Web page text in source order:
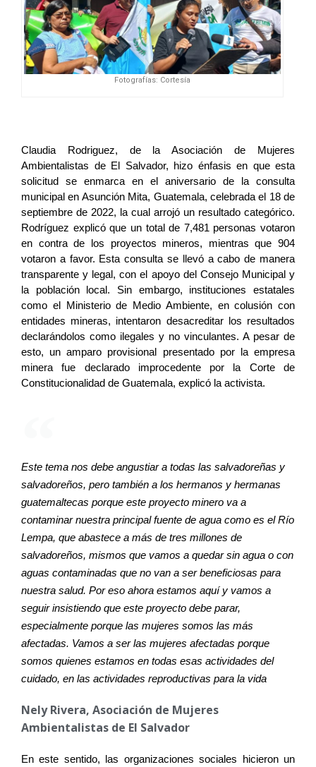
Fotografías: Cortesía
Claudia Rodriguez, de la Asociación de Mujeres
Ambientalistas de El Salvador, hizo énfasis en que esta
solicitud se enmarca en el aniversario de la consulta
municipal en Asunción Mita, Guatemala, celebrada el 18 de
septiembre de 2022, la cual arrojó un resultado categórico.
Rodríguez explicó que un total de 7,481 personas votaron
en contra de los proyectos mineros, mientras que 904
votaron a favor. Esta consulta se llevó a cabo de manera
transparente y legal, con el apoyo del Consejo Municipal y
la población local. Sin embargo, instituciones estatales
como el Ministerio de Medio Ambiente, en colusión con
entidades mineras, intentaron desacreditar los resultados
declarándolos como ilegales y no vinculantes. A pesar de
esto, un amparo provisional presentado por la empresa
minera fue declarado improcedente por la Corte de
Constitucionalidad de Guatemala, explicó la activista.
Este tema nos debe angustiar a todas las salvadoreñas y
salvadoreños, pero también a los hermanos y hermanas
guatemaltecas porque este proyecto minero va a
contaminar nuestra principal fuente de agua como es el Río
Lempa, que abastece a más de tres millones de
salvadoreños, mismos que vamos a quedar sin agua o con
aguas contaminadas que no van a ser beneficiosas para
nuestra salud. Por eso ahora estamos aquí y vamos a
seguir insistiendo que este proyecto debe parar,
especialmente porque las mujeres somos las más
afectadas. Vamos a ser las mujeres afectadas porque
somos quienes estamos en todas esas actividades del
cuidado, en las actividades reproductivas para la vida
Nely Rivera, Asociación de Mujeres
Ambientalistas de El Salvador
En este sentido, las organizaciones sociales hicieron un